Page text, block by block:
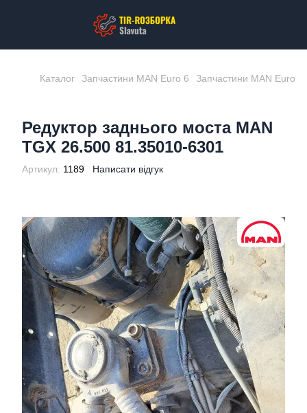
Каталог Запчастини MAN Euro 6 Запчастини MAN Euro 6
Редуктор заднього моста MAN
TGX 26.500 81.35010-6301
Артикул: 1189 Написати відгук